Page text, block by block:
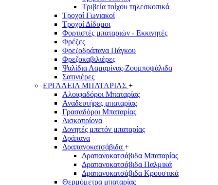
Τριβεία τοίχου τηλεσκοπικά
Τροχοί Γωνιακοί
Τροχοί Δίδυμοι
Φορτιστές μπαταριών - Εκκινητές
Φρέζες
Φρεζοδράπανα Πάγκου
Φρεζοκαβιλιέρες
Ψαλίδια Λαμαρίνας-Ζουμποψάλιδα
Σατινιέρες
ΕΡΓΑΛΕΙΑ ΜΠΑΤΑΡΙΑΣ +
Αλοιφαδόροι Μπαταρίας
Αναδευτήρες μπαταρίας
Γρασαδόροι Μπαταρίας
Δισκοπρίονα
Δονητές μπετόν μπαταρίας
Δράπανα
Δραπανοκατσάβιδα +
Δραπανοκατσάβιδα Μπαταρίας
Δραπανοκατσάβιδα Παλμικά
Δραπανοκατσάβιδα Κρουστικά
Θερμόμετρα μπαταρίας